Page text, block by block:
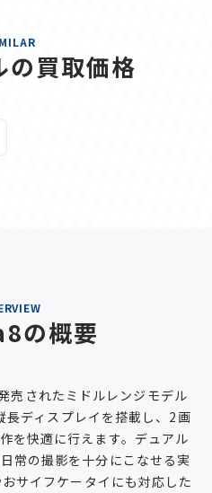
の買取価格
の概要
されたミドルレンジモデル
ディスプレイを搭載し、2画
を快適に行えます。デュアル
常の撮影を十分にこなせる実
サイフケータイにも対応した